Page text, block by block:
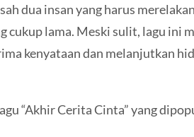
dua insan yang harus
cukup lama. Meski sulit, lagu ini
kenyataan dan melanjutkan
“Akhir Cerita Cinta” yang